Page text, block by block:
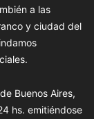
a las
y ciudad del
Buenos Aires,
hs. emitiéndose